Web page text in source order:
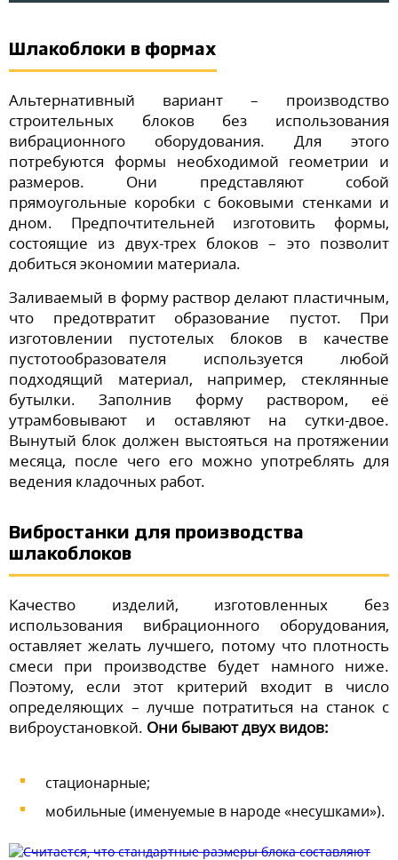
Шлакоблоки в формах
Альтернативный вариант – производство
строительных блоков без использования
вибрационного оборудования. Для этого
потребуются формы необходимой геометрии и
размеров. Они представляют собой
прямоугольные коробки с боковыми стенками и
дном. Предпочтительней изготовить формы,
состоящие из двух-трех блоков – это позволит
добиться экономии материала.
Заливаемый в форму раствор делают пластичным,
что предотвратит образование пустот. При
изготовлении пустотелых блоков в качестве
пустотообразователя используется любой
подходящий материал, например, стеклянные
бутылки. Заполнив форму раствором, её
утрамбовывают и оставляют на сутки-двое.
Вынутый блок должен выстояться на протяжении
месяца, после чего его можно употреблять для
ведения кладочных работ.
Вибростанки для производства
шлакоблоков
Качество изделий, изготовленных без
использования вибрационного оборудования,
оставляет желать лучшего, потому что плотность
смеси при производстве будет намного ниже.
Поэтому, если этот критерий входит в число
определяющих – лучше потратиться на станок с
виброустановкой. Они бывают двух видов:
стационарные;
мобильные (именуемые в народе «несушками»).